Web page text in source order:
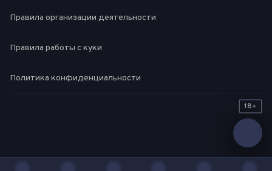
Правила организации деятельности
Правила работы с куки
Политика конфиденциальности
18+